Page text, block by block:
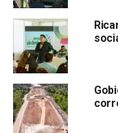
actual gobierno de la